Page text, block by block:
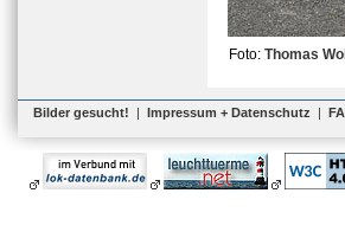
Foto: Thomas
Bilder gesucht! | Impressum + Datenschutz |